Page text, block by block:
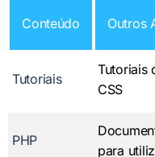
Conteúdo Outros
Tutoriais
Tutoriais
CSS
PHP
para